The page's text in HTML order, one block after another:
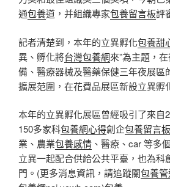
通包養道，并組織專家包養留言板評
記者清楚到，本年的立異孵化包養甜
異、孵化將台灣包養網來”為主題，
備、醫療器械及醫藥保健三年夜展區
擴展范圍，在花費品展區新設立異孵
本年的立異孵化展區曾經吸引了來自
150多家科包養網心得創企包養留言板
業、農業包養感情 、醫療、car 等多
立異一起配合供給公共平臺，也為科
門。(更多消息資訊，請追蹤關包養